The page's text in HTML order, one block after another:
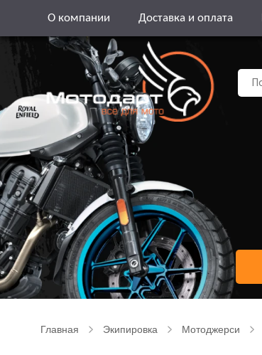
О компании Доставка и оплата
Главная Экипировка Мотоджерси